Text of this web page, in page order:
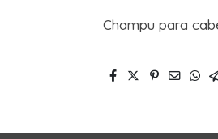
Champu para